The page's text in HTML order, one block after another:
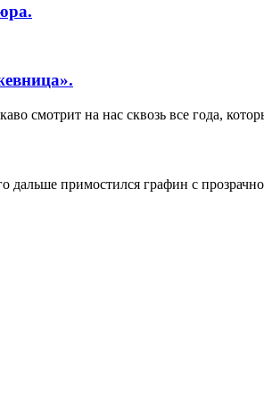
смотрит на нас сквозь все года,
примостился графин с